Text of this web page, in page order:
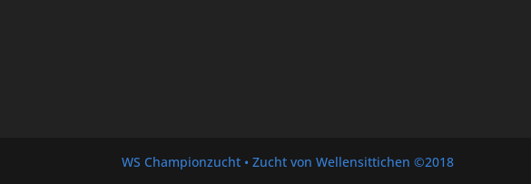
WS Championzucht • Zucht von Wellensittichen ©2018